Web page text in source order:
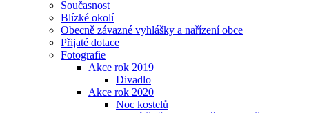
Současnost
Blízké okolí
Obecně závazné vyhlášky a nařízení obce
Přijaté dotace
Fotografie
Akce rok 2019
Divadlo
Akce rok 2020
Noc kostelů